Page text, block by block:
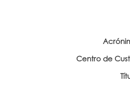
Centro de